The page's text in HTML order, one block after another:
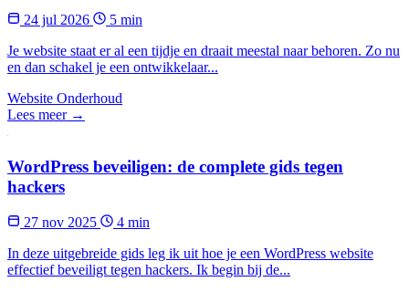
24 jul 2026
5 min
Je website staat er al een tijdje en draait meestal naar behoren. Zo nu
en dan schakel je een ontwikkelaar...
Website Onderhoud
Lees meer →
WordPress beveiligen: de complete gids tegen
hackers
27 nov 2025
4 min
In deze uitgebreide gids leg ik uit hoe je een WordPress website
effectief beveiligt tegen hackers. Ik begin bij de...